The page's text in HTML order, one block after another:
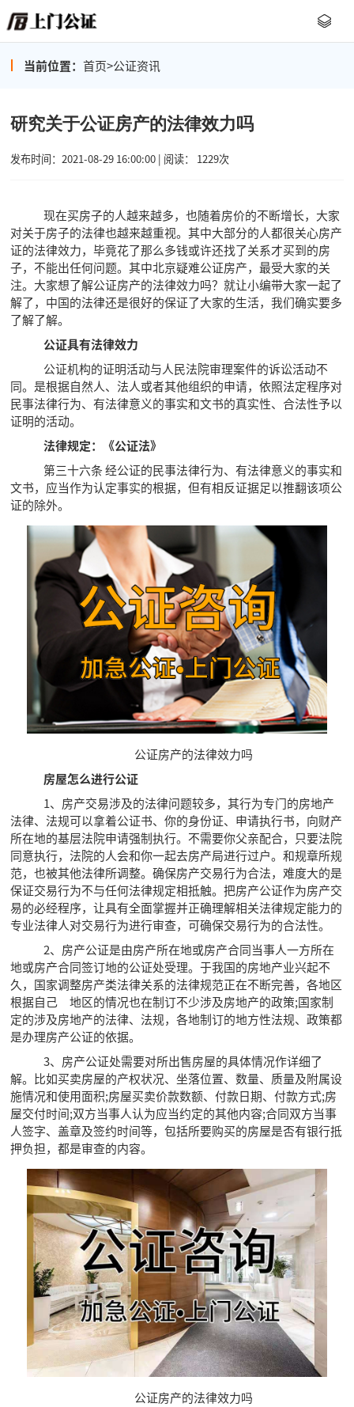
当前位置： 首页>公证资讯
研究关于公证房产的法律效力吗
发布时间：2021-08-29 16:00:00 | 阅读： 1229次
现在买房子的人越来越多，也随着房价的不断增长，大家
对关于房子的法律也越来越重视。其中大部分的人都很关心房产
证的法律效力，毕竟花了那么多钱或许还找了关系才买到的房
子，不能出任何问题。其中北京疑难公证房产，最受大家的关
注。大家想了解公证房产的法律效力吗？就让小编带大家一起了
解了，中国的法律还是很好的保证了大家的生活，我们确实要多
了解了解。
公证具有法律效力
公证机构的证明活动与人民法院审理案件的诉讼活动不
同。是根据自然人、法人或者其他组织的申请，依照法定程序对
民事法律行为、有法律意义的事实和文书的真实性、合法性予以
证明的活动。
法律规定：《公证法》
第三十六条 经公证的民事法律行为、有法律意义的事实和
文书，应当作为认定事实的根据，但有相反证据足以推翻该项公
证的除外。
公证房产的法律效力吗
房屋怎么进行公证
1、房产交易涉及的法律问题较多，其行为专门的房地产
法律、法规可以拿着公证书、你的身份证、申请执行书，向财产
所在地的基层法院申请强制执行。不需要你父亲配合，只要法院
同意执行，法院的人会和你一起去房产局进行过户。和规章所规
范，也被其他法律所调整。确保房产交易行为合法，难度大的是
保证交易行为不与任何法律规定相抵触。把房产公证作为房产交
易的必经程序，让具有全面掌握并正确理解相关法律规定能力的
专业法律人对交易行为进行审查，可确保交易行为的合法性。
2、房产公证是由房产所在地或房产合同当事人一方所在
地或房产合同签订地的公证处受理。于我国的房地产业兴起不
久，国家调整房产类法律关系的法律规范正在不断完善，各地区
根据自己 地区的情况也在制订不少涉及房地产的政策;国家制
定的涉及房地产的法律、法规，各地制订的地方性法规、政策都
是办理房产公证的依据。
3、房产公证处需要对所出售房屋的具体情况作详细了
解。比如买卖房屋的产权状况、坐落位置、数量、质量及附属设
施情况和使用面积;房屋买卖价款数额、付款日期、付款方式;房
屋交付时间;双方当事人认为应当约定的其他内容;合同双方当事
人签字、盖章及签约时间等，包括所要购买的房屋是否有银行抵
押负担，都是审查的内容。
公证房产的法律效力吗